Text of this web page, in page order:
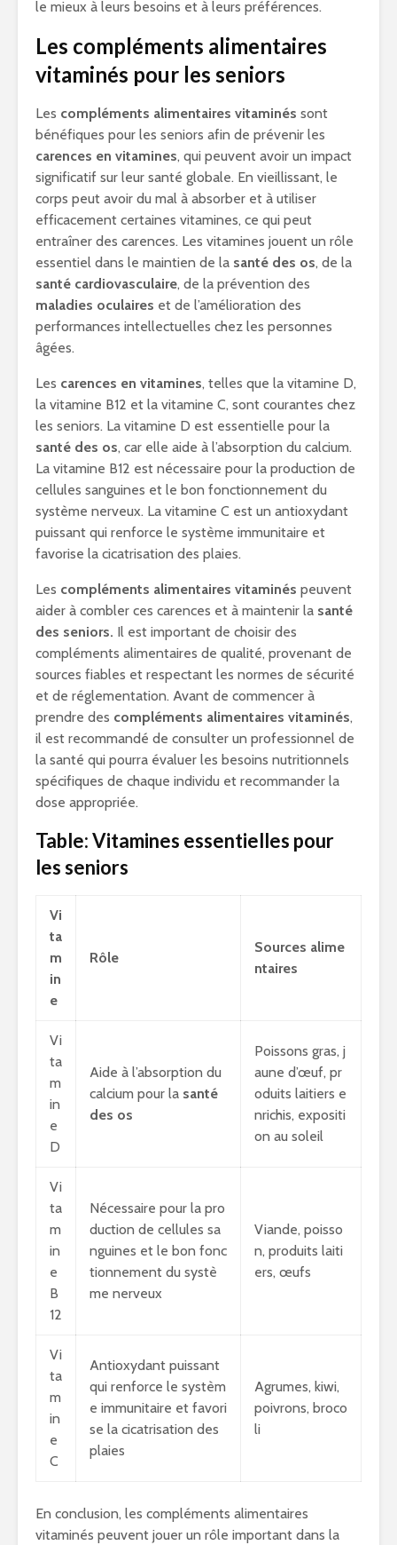
le mieux à leurs besoins et à leurs préférences.
Les compléments alimentaires
vitaminés pour les seniors
Les compléments alimentaires vitaminés sont
bénéfiques pour les seniors afin de prévenir les
carences en vitamines, qui peuvent avoir un impact
significatif sur leur santé globale. En vieillissant, le
corps peut avoir du mal à absorber et à utiliser
efficacement certaines vitamines, ce qui peut
entraîner des carences. Les vitamines jouent un rôle
essentiel dans le maintien de la santé des os, de la
santé cardiovasculaire, de la prévention des
maladies oculaires et de l’amélioration des
performances intellectuelles chez les personnes
âgées.
Les carences en vitamines, telles que la vitamine D,
la vitamine B12 et la vitamine C, sont courantes chez
les seniors. La vitamine D est essentielle pour la
santé des os, car elle aide à l’absorption du calcium.
La vitamine B12 est nécessaire pour la production de
cellules sanguines et le bon fonctionnement du
système nerveux. La vitamine C est un antioxydant
puissant qui renforce le système immunitaire et
favorise la cicatrisation des plaies.
Les compléments alimentaires vitaminés peuvent
aider à combler ces carences et à maintenir la santé
des seniors. Il est important de choisir des
compléments alimentaires de qualité, provenant de
sources fiables et respectant les normes de sécurité
et de réglementation. Avant de commencer à
prendre des compléments alimentaires vitaminés,
il est recommandé de consulter un professionnel de
la santé qui pourra évaluer les besoins nutritionnels
spécifiques de chaque individu et recommander la
dose appropriée.
Table: Vitamines essentielles pour
les seniors
Vi
ta
m
in
e
Rôle
Sources alime
ntaires
Vi
ta
m
in
e
D
Aide à l’absorption du
calcium pour la santé
des os
Poissons gras, j
aune d’œuf, pr
oduits laitiers e
nrichis, expositi
on au soleil
Vi
ta
m
in
e
B
12
Nécessaire pour la pro
duction de cellules sa
nguines et le bon fonc
tionnement du systè
me nerveux
Viande, poisso
n, produits laiti
ers, œufs
Vi
ta
m
in
e
C
Antioxydant puissant
qui renforce le systèm
e immunitaire et favori
se la cicatrisation des
plaies
Agrumes, kiwi,
poivrons, broco
li
En conclusion, les compléments alimentaires
vitaminés peuvent jouer un rôle important dans la